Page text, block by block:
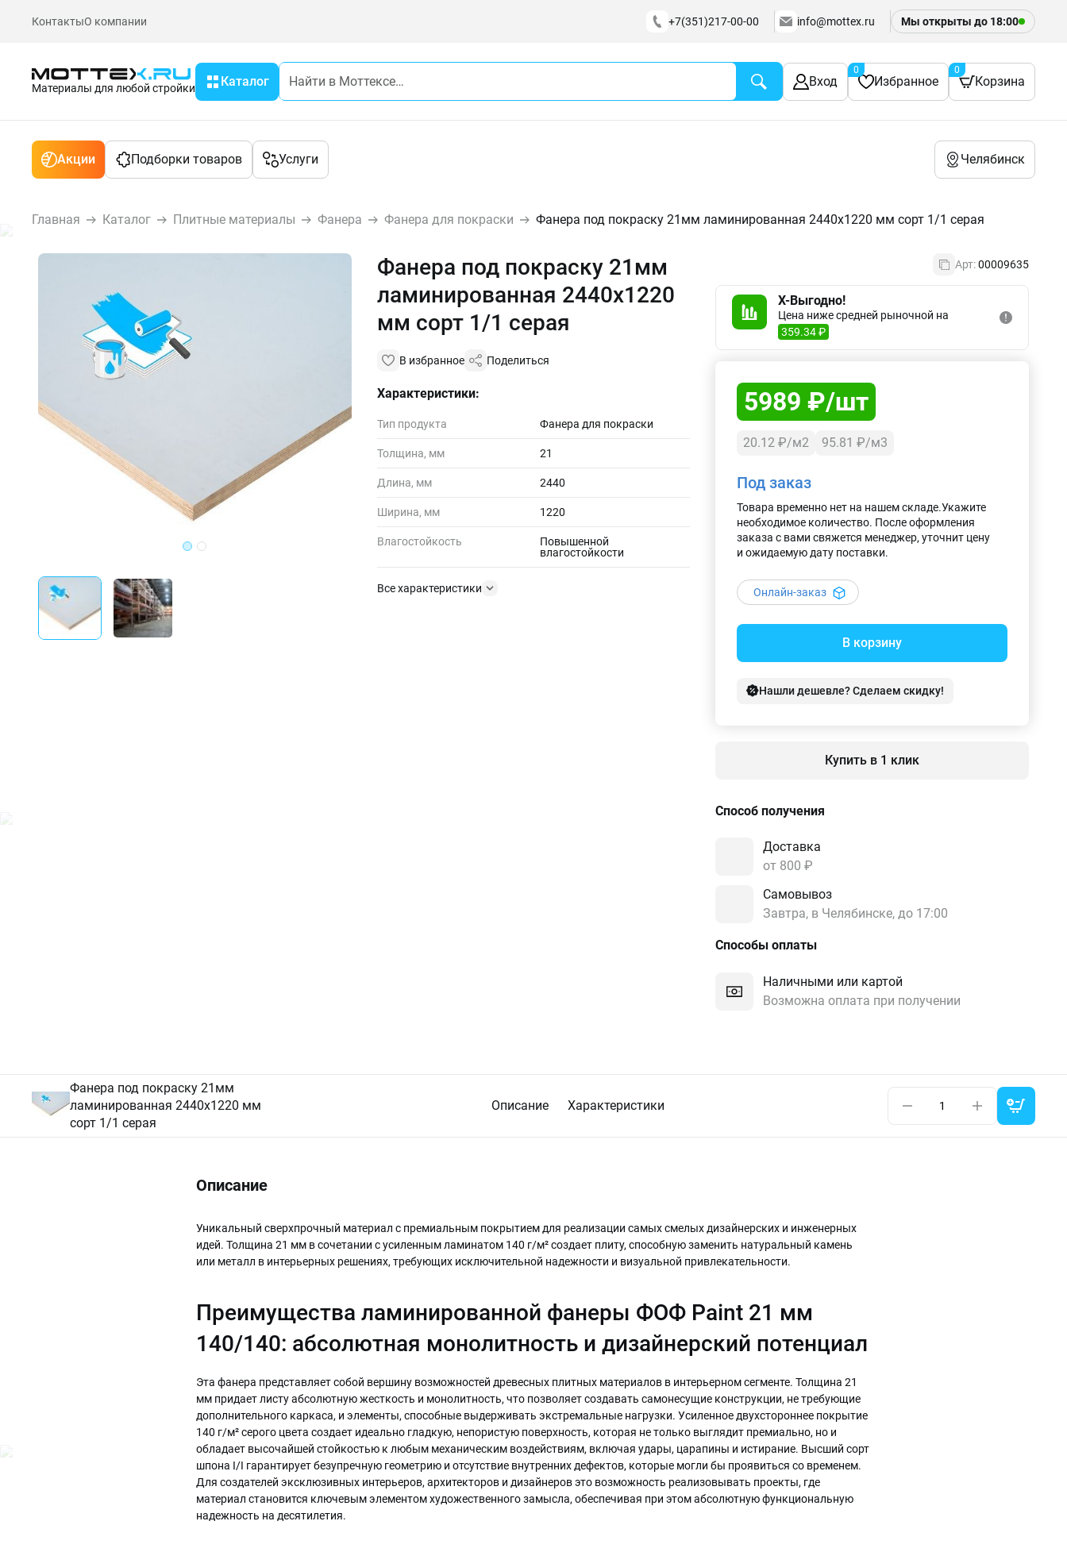
КонтактыО компании +7(351)217-00-00 info@mottex.ru Мы открыты до 18:00
Материалы для любой стройки Каталог Вход Избранное
0
Корзина
0
Акции Подборки товаров Услуги Челябинск
Главная Каталог Плитные материалы Фанера Фанера для покраски Фанера под покраску 21мм ламинированная 2440х1220 мм сорт 1/1 серая
Фанера под покраску 21мм
ламинированная 2440х1220
мм сорт 1/1 серая
В избранное Поделиться
Характеристики:
Тип продукта Фанера для покраски
Толщина, мм 21
Длина, мм 2440
Ширина, мм 1220
Влагостойкость
Повышенной
влагостойкости
Все характеристики
Арт:00009635
X-Выгодно!
Цена ниже средней рыночной на
359.34 ₽
5989 ₽/шт
20.12 ₽/м2 95.81 ₽/м3
Под заказ
Товара временно нет на нашем складе.Укажите
необходимое количество. После оформления
заказа с вами свяжется менеджер, уточнит цену
и ожидаемую дату поставки.
Онлайн-заказ
В корзину
Нашли дешевле? Сделаем скидку!
Купить в 1 клик
Способ получения
Доставка
от 800 ₽
Самовывоз
Завтра, в Челябинске, до 17:00
Способы оплаты
Наличными или картой
Возможна оплата при получении
Фанера под покраску 21мм
ламинированная 2440х1220 мм
сорт 1/1 серая
Описание Характеристики
Описание
Уникальный сверхпрочный материал с премиальным покрытием для реализации самых смелых дизайнерских и инженерных
идей. Толщина 21 мм в сочетании с усиленным ламинатом 140 г/м² создает плиту, способную заменить натуральный камень
или металл в интерьерных решениях, требующих исключительной надежности и визуальной привлекательности.
Преимущества ламинированной фанеры ФОФ Paint 21 мм
140/140: абсолютная монолитность и дизайнерский потенциал
Эта фанера представляет собой вершину возможностей древесных плитных материалов в интерьерном сегменте. Толщина 21
мм придает листу абсолютную жесткость и монолитность, что позволяет создавать самонесущие конструкции, не требующие
дополнительного каркаса, и элементы, способные выдерживать экстремальные нагрузки. Усиленное двухстороннее покрытие
140 г/м² серого цвета создает идеально гладкую, непористую поверхность, которая не только выглядит премиально, но и
обладает высочайшей стойкостью к любым механическим воздействиям, включая удары, царапины и истирание. Высший сорт
шпона I/I гарантирует безупречную геометрию и отсутствие внутренних дефектов, которые могли бы проявиться со временем.
Для создателей эксклюзивных интерьеров, архитекторов и дизайнеров это возможность реализовывать проекты, где
материал становится ключевым элементом художественного замысла, обеспечивая при этом абсолютную функциональную
надежность на десятилетия.